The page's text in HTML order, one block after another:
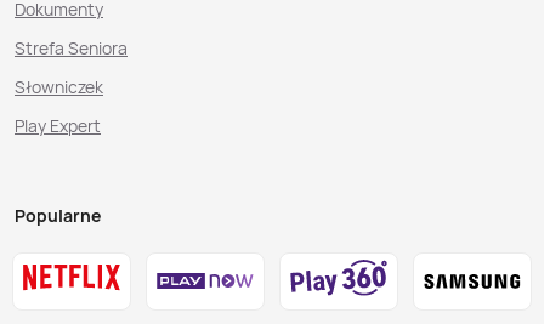
Dokumenty
Strefa Seniora
Słowniczek
Play Expert
Popularne